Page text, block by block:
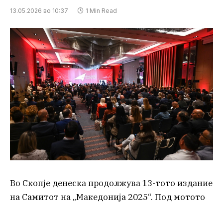
13.05.2026 во 10:37 1 Min Read
Во Скопје денеска продолжува 13-тото издание
на Самитот на „Македонија 2025“. Под мотото